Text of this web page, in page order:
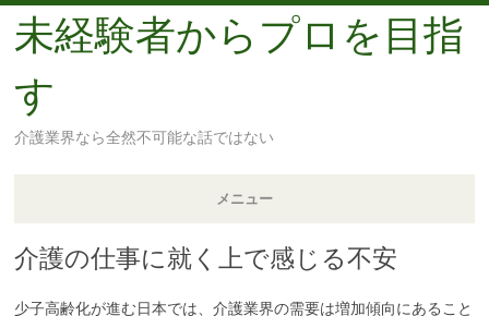
未経験者からプロを目指
す
介護業界なら全然不可能な話ではない
メニュー
コ
テ
介護の仕事に就く上で感じる不安
少子高齢化が進む日本では、介護業界の需要は増加傾向にあること